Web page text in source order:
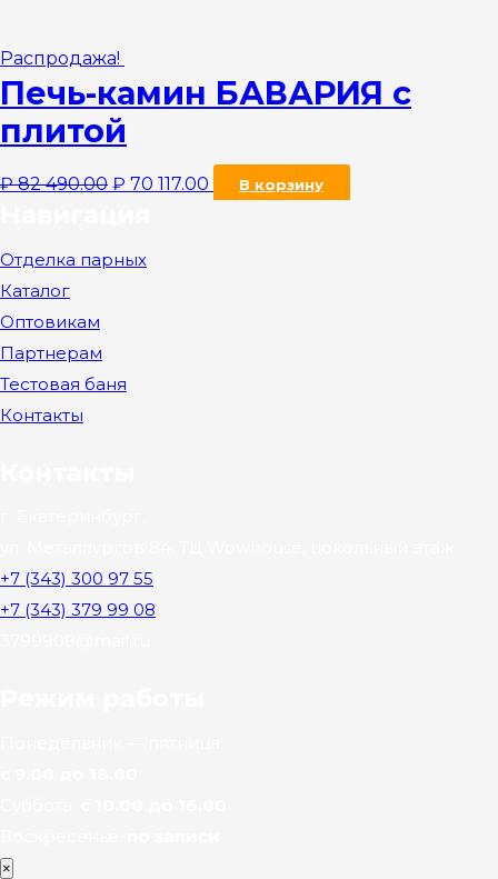
Распродажа!
Печь-камин БАВАРИЯ с
плитой
₽82 490.00 ₽ 70 117.00 В корзину
Отделка парных
Каталог
Оптовикам
Партнерам
Тестовая баня
Контакты
+7 (343) 300 97 55
+7 (343) 379 99 08
×